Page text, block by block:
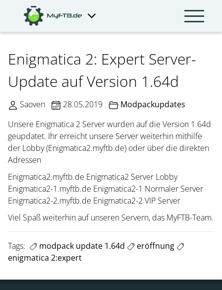
Enigmatica 2: Expert Server-
Update auf Version 1.64d
Saoven 28.05.2019
Modpackupdates
Unsere Enigmatica 2 Server wurden auf die Version 1.64d
geupdatet. Ihr erreicht unsere Server weiterhin mithilfe
der Lobby (Enigmatica2.myftb.de) oder über die direkten
Adressen
Enigmatica2.myftb.de Enigmatica2 Server Lobby
Enigmatica2-1.myftb.de Enigmatica2-1 Normaler Server
Enigmatica2-2.myftb.de Enigmatica2-2 VIP Server
Viel Spaß weiterhin auf unseren Servern, das MyFTB-Team.
Tags: modpack update 1.64d
eröffnung
enigmatica 2:expert